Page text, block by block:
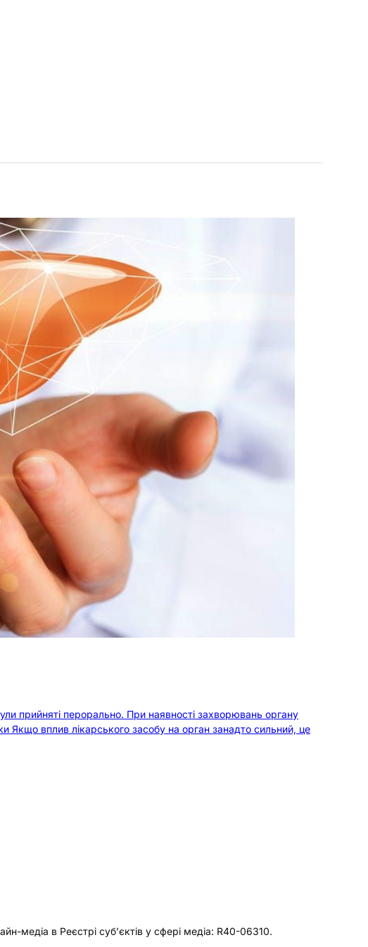
прийняті перорально. При наявності захворювань органу
вплив лікарського засобу на орган занадто сильний, це
в Реєстрі суб’єктів у сфері медіа: R40-06310.